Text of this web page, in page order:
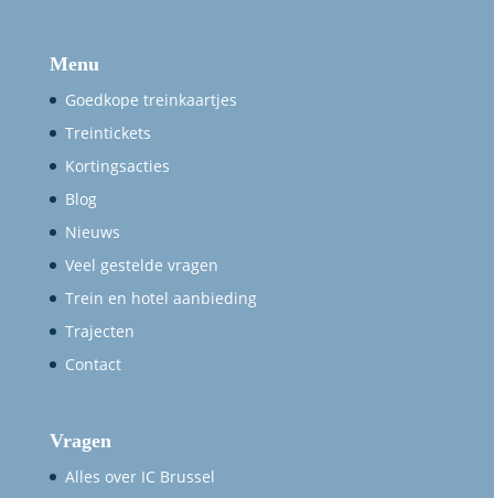
Menu
Goedkope treinkaartjes
Treintickets
Kortingsacties
Blog
Nieuws
Veel gestelde vragen
Trein en hotel aanbieding
Trajecten
Contact
Vragen
Alles over IC Brussel